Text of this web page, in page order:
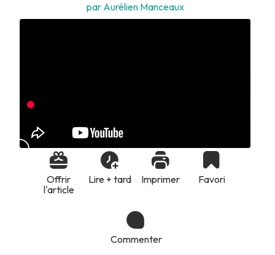
par Aurélien Manceaux
Offrir
l'article
Lire + tard Imprimer Favori
Commenter